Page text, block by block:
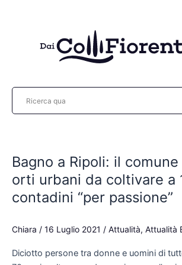
Bagno a Ripoli: il comune
orti urbani da coltivare a
contadini “per passione”
Chiara / 16 Luglio 2021 / Attualità, Attualità
Diciotto persone tra donne e uomini di
Ripoli:
il
assegna
urbani
coltivare